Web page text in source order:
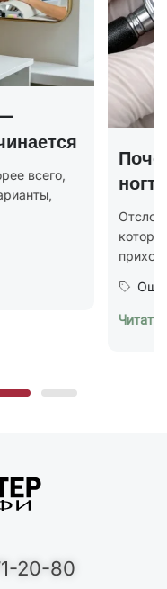
гель-лак от
самых частых проблем,
маникюра. Клиент
«Покрытие...
20-80